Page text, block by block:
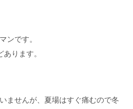
ンです。
ります。
ませんが、夏場はすぐ痛むので冬